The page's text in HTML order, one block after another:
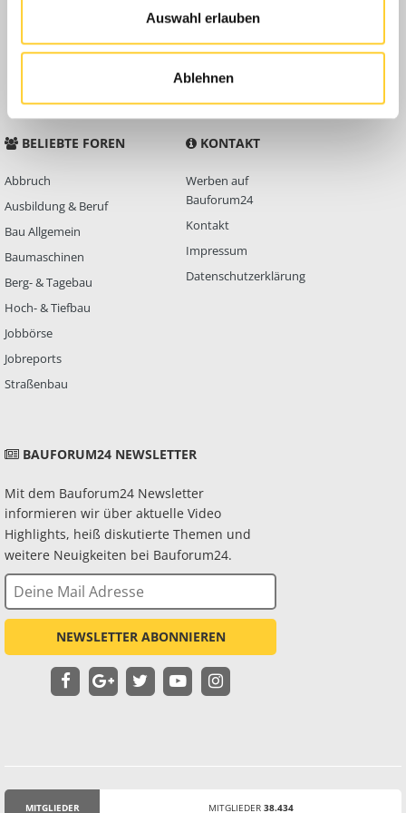
Auswahl erlauben
Ablehnen
Anleitungen
FAQ
Community Regeln
BELIEBTE FOREN
Abbruch
Ausbildung & Beruf
Bau Allgemein
Baumaschinen
Berg- & Tagebau
Hoch- & Tiefbau
Jobbörse
Jobreports
Straßenbau
KONTAKT
Werben auf
Bauforum24
Kontakt
Impressum
Datenschutzerklärung
BAUFORUM24 NEWSLETTER
Mit dem Bauforum24 Newsletter
informieren wir über aktuelle Video
Highlights, heiß diskutierte Themen und
weitere Neuigkeiten bei Bauforum24.
NEWSLETTER ABONNIEREN
MITGLIEDER MITGLIEDER 38.434